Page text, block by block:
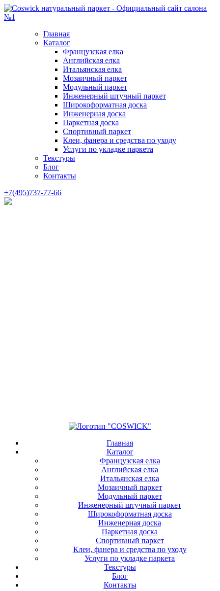
Главная
Каталог
Французская елка
Английская елка
Итальянская елка
Мозаичный паркет
Модульный паркет
Инженерный штучный паркет
Широкоформатная доска
Инженерная доска
Паркетная доска
Спортивный паркет
Клеи, фанера и средства по уходу
Услуги по укладке паркета
Текстуры
Блог
Контакты
+7(495)737-77-66
Главная
Каталог
Французская елка
Английская елка
Итальянская елка
Мозаичный паркет
Модульный паркет
Инженерный штучный паркет
Широкоформатная доска
Инженерная доска
Паркетная доска
Спортивный паркет
Клеи, фанера и средства по уходу
Услуги по укладке паркета
Текстуры
Блог
Контакты